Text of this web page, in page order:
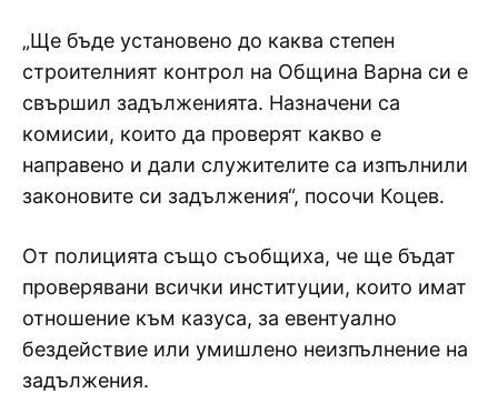
„Ще бъде установено до каква степен
строителният контрол на Община Варна си е
свършил задълженията. Назначени са
комисии, които да проверят какво е
направено и дали служителите са изпълнили
законовите си задължения“, посочи Коцев.
От полицията също съобщиха, че ще бъдат
проверявани всички институции, които имат
отношение към казуса, за евентуално
бездействие или умишлено неизпълнение на
задължения.